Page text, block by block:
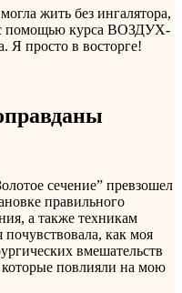
жить без ингалятора,
с помощью курса ВОЗДУХ-
просто в восторге!
сечение” превзошел
правильного
а также техникам
как моя
вмешательств
повлияли на мою